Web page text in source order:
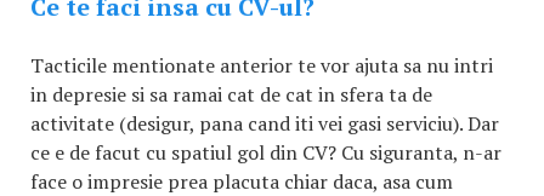
Ce te faci insa cu CV-ul?
Tacticile mentionate anterior te vor ajuta sa nu intri
in depresie si sa ramai cat de cat in sfera ta de
activitate (desigur, pana cand iti vei gasi serviciu). Dar
ce e de facut cu spatiul gol din CV? Cu siguranta, n-ar
face o impresie prea placuta chiar daca, asa cum